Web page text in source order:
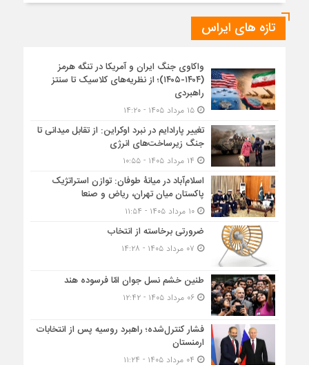
تازه های ایراس
واکاوی جنگ ایران و آمریکا در تنگه هرمز
(۱۴۰۴-۱۴۰۵)؛ از نظریه‌های کلاسیک تا سنتز
راهبردی
۱۵ مرداد ۱۴۰۵ - ۱۴:۲۰
تغییر پارادایم در نبرد اوکراین: از تقابل میدانی تا
جنگ زیرساخت‌های انرژی
اسلام‌آباد در میانۀ طوفان: توازن استراتژیک
پاکستان میان تهران، ریاض و صنعا
۱۰ مرداد ۱۴۰۵ - ۱۱:۵۴
ضرورتی برخاسته از انتخاب
طنین خشم نسل جوان امّا فرسوده هند
۰۶ مرداد ۱۴۰۵ - ۱۲:۴۲
فشار کنترل‌شده؛ راهبرد روسیه پس از انتخابات
ارمنستان